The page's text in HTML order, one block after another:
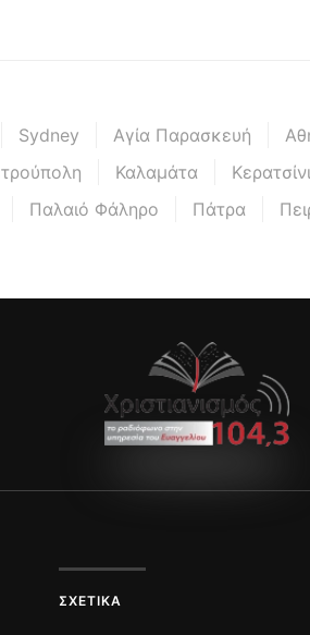
Sydney Αγία Παρασκευή
Καλαμάτα Κερατσίνι
Παλαιό Φάληρο Πάτρα
ΣΧΕΤΙΚΆ